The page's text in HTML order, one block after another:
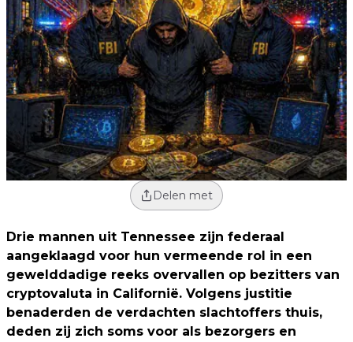
Delen met
Drie mannen uit Tennessee zijn federaal
aangeklaagd voor hun vermeende rol in een
gewelddadige reeks overvallen op bezitters van
cryptovaluta in Californië. Volgens justitie
benaderden de verdachten slachtoffers thuis,
deden zij zich soms voor als bezorgers en